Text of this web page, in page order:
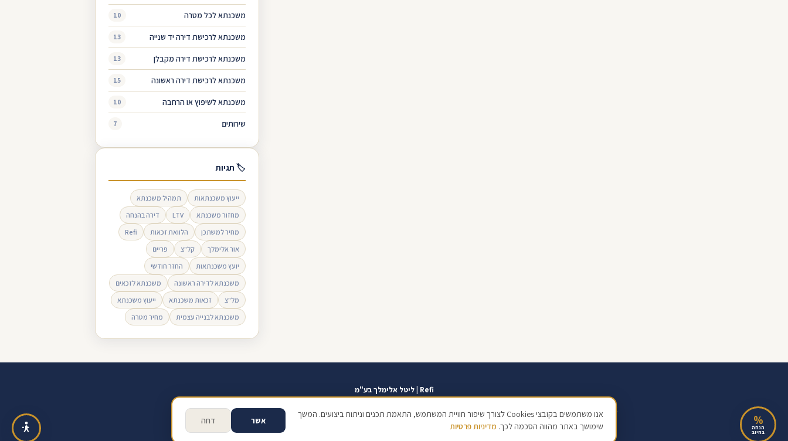
משכנתא לכל מטרה 10
משכנתא לרכישת דירה יד שנייה 13
משכנתא לרכישת דירה מקבלן 13
משכנתא לרכישת דירה ראשונה 15
משכנתא לשיפוץ או הרחבה 10
שירותים 7
🏷 תגיות
ייעוץ משכנתאות
תמהיל משכנתא
מחזור משכנתא
LTV
דירה בהנחה
מחיר למשתכן
הלוואת זכאות
Refi
אור אלימלך
קל"צ
פריים
יועץ משכנתאות
החזר חודשי
משכנתא לדירה ראשונה
משכנתא לזכאים
מל"צ
זכאות משכנתא
ייעוץ משכנתא
משכנתא לבנייה עצמית
מחיר מטרה
Refi | ליטל אלימלך בע"מ
אודות
צור קשר אזור אישי כתוב ביקורת בגוגל
תנאי שימוש
© 2026 ליטל אלימלך בע"מ · ח.פ 517128138 · כל הזכויות שמורות | מידע כללי בלבד, אינו ייעוץ פיננסי מחייב
אנו משתמשים בקובצי Cookies לצורך שיפור חוויית המשתמש, התאמת תכנים וניתוח ביצועים. המשך
שימושך באתר מהווה הסכמה לכך. מדיניות פרטיות
דחה אשר %
הנחה
בחיוב